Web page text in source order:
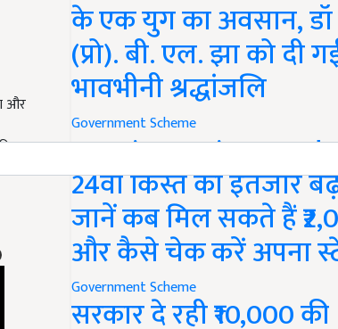
और
के एक युग का अवसान, डॉ
(प्रो). बी. एल. झा को दी
भावभीनी श्रद्धांजलि
Government Scheme
PM Kisan Yojana
24वीं किस्त का इंतजार
जानें कब मिल सकते हैं
और कैसे चेक करें अपना
Government Scheme
सरकार दे रही ₹10,000 की